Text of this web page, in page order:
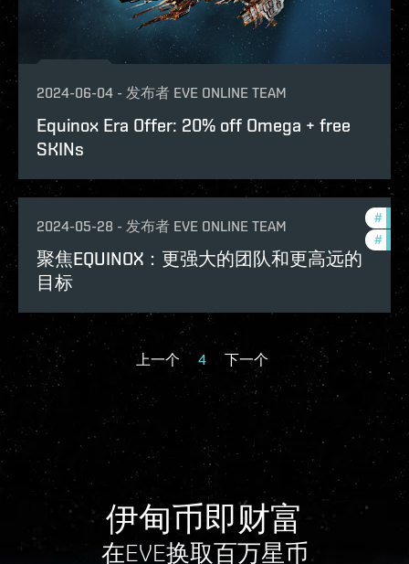
2024-06-04 - 发布者 EVE ONLINE TEAM
Equinox Era Offer: 20% off Omega + free
SKINs
#
#
2024-05-28 - 发布者 EVE ONLINE TEAM
聚焦EQUINOX：更强大的团队和更高远的
目标
上一个 4 下一个
伊甸币即财富
在EVE换取百万星币